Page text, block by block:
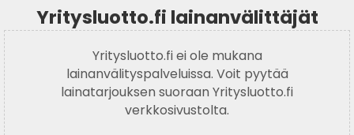
Yritysluotto.fi lainanvälittäjät
Yritysluotto.fi ei ole mukana
lainanvälityspalveluissa. Voit pyytää
lainatarjouksen suoraan Yritysluotto.fi
verkkosivustolta.